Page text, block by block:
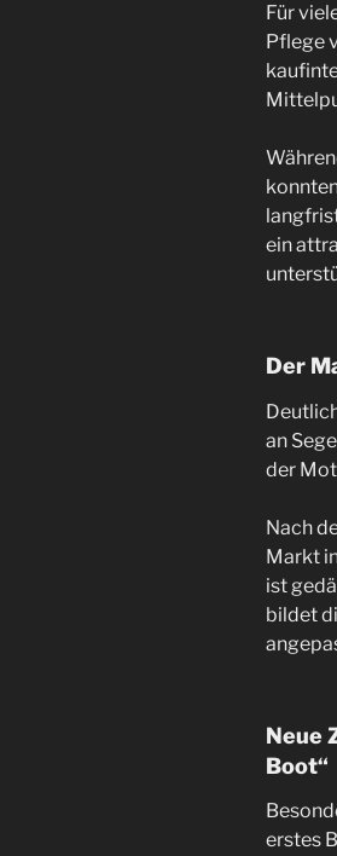
Für
Pflege
ein
Der
an
der
Nach
Markt
ist
bildet
Neue
Boot“
erstes